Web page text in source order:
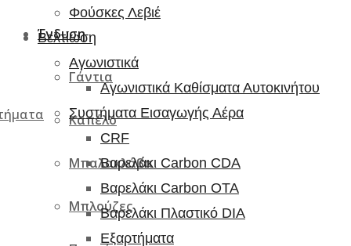
Ένδυση
Γάντια
Καπέλο
Μπαλακλάβα
Μπλούζες
Φούσκες Λεβιέ
Βελτίωση
Αγωνιστικά
Αγωνιστικά Καθίσματα Αυτοκινήτου
Συστήματα Εισαγωγής Αέρα
CRF
Βαρελάκι Carbon CDA
Βαρελάκι Carbon OTA
Βαρελάκι Πλαστικό DIA
Εξαρτήματα